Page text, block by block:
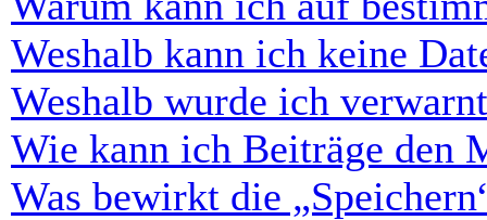
Weshalb kann ich keine
Weshalb wurde ich
Wie kann ich Beiträge den
Was bewirkt die